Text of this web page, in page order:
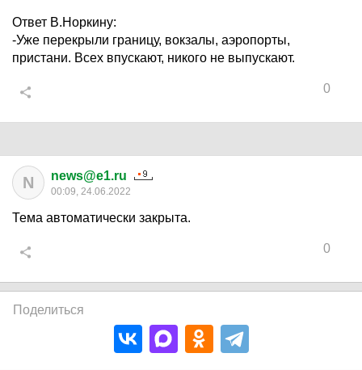
Ответ В.Норкину:
-Уже перекрыли границу, вокзалы, аэропорты,
пристани. Всех впускают, никого не выпускают.
0
N news@e1.ru
00:09, 24.06.2022
Тема автоматически закрыта.
0
Поделиться